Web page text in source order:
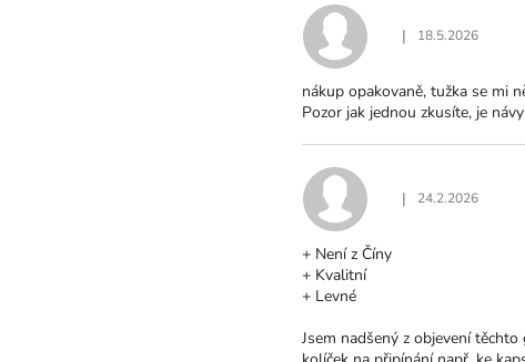
P
I
S
O
D
N
O
C
E
Í
Hodnocení
| 18.5.2026
nákup opakovaně, tužka se mi
Pozor jak jednou zkusíte, je
Hodnocení
| 24.2.2026
+ Není z Číny
+ Kvalitní
+ Levné
Jsem nadšený z objevení